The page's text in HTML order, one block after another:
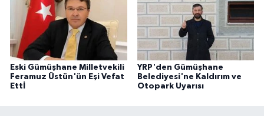
Eski Gümüşhane Milletvekili
Feramuz Üstün'ün Eşi Vefat
Ettİ
YRP'den Gümüşhane
Belediyesi'ne Kaldırım ve
Otopark Uyarısı